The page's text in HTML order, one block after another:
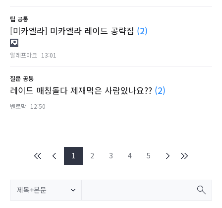
팁 공통
[미카엘라] 미카엘라 레이드 공략집 (2)
알레프아크 13:01
질문 공통
레이드 매칭돌다 제재먹은 사람있나요?? (2)
벤로막 12:50
1 2 3 4 5
제목+본문